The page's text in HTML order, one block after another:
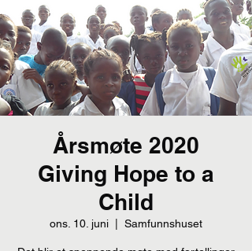
Årsmøte 2020
Giving Hope to a
Child
ons. 10. juni Samfunnshuset